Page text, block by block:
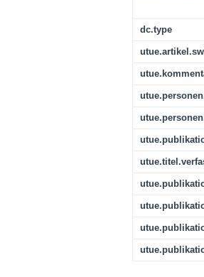
dc.type